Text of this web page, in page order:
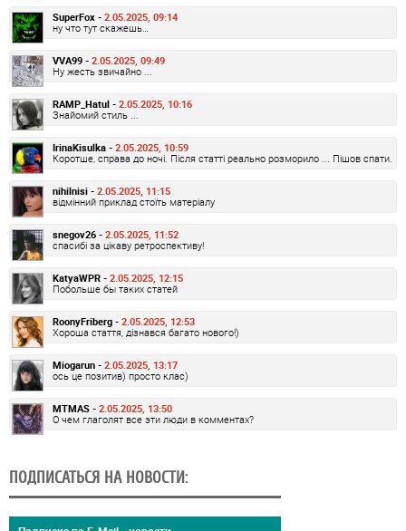
SuperFox - 2.05.2025, 09:14
ну что тут скажешь…
VVA99 - 2.05.2025, 09:49
Ну жесть звичайно ...
RAMP_Hatul - 2.05.2025, 10:16
Знайомий стиль ...
IrinaKisulka - 2.05.2025, 10:59
Коротше, справа до ночі. Після статті реально розморило ... Пішов спати.
nihilnisi - 2.05.2025, 11:15
відмінний приклад стоїть матеріалу
snegov26 - 2.05.2025, 11:52
спасибі за цікаву ретроспективу!
KatyaWPR - 2.05.2025, 12:15
Побольше бы таких статей
RoonyFriberg - 2.05.2025, 12:53
Хороша стаття, дізнався багато нового!)
Miogarun - 2.05.2025, 13:17
ось це позитив) просто клас)
MTMAS - 2.05.2025, 13:50
О чем глаголят все эти люди в комментах?
ПОДПИСАТЬСЯ НА НОВОСТИ: